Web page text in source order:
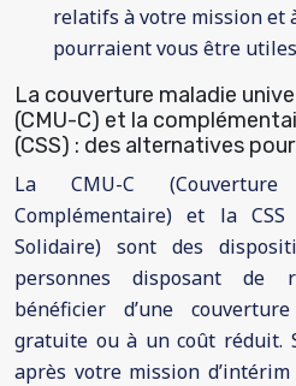
relatifs à votre mission et
pourraient vous être
La couverture maladie
(CMU-C) et la
(CSS) : des alternatives
La CMU-C
Complémentaire) et la CSS
Solidaire) sont des
personnes disposant de
bénéficier d’une
gratuite ou à un coût réduit.
après votre mission